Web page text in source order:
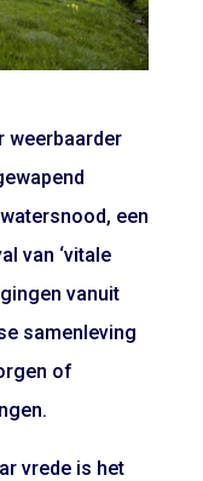
weerbaarder
een
van ‘vitale
vanuit
samenleving
of
vrede is het